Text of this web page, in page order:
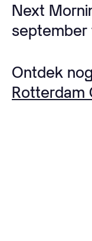
Next
september
Ontdek
Rotterdam